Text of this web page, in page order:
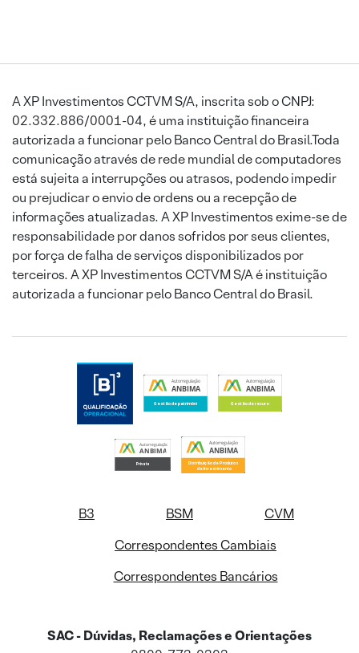
A XP Investimentos CCTVM S/A, inscrita sob o CNPJ:
02.332.886/0001-04, é uma instituição financeira
autorizada a funcionar pelo Banco Central do Brasil.Toda
comunicação através de rede mundial de computadores
está sujeita a interrupções ou atrasos, podendo impedir
ou prejudicar o envio de ordens ou a recepção de
informações atualizadas. A XP Investimentos exime-se de
responsabilidade por danos sofridos por seus clientes,
por força de falha de serviços disponibilizados por
terceiros. A XP Investimentos CCTVM S/A é instituição
autorizada a funcionar pelo Banco Central do Brasil.
B3 BSM
CVM
Correspondentes Cambiais
Correspondentes Bancários
SAC - Dúvidas, Reclamações e Orientações